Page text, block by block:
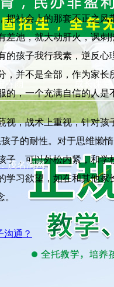
把社会上的那套不正之
差池，就大动肝火，讽
的孩子我行我素，逆反
，并不是全部，作为家
的，一个充满自信的人是
视，战术上重视，针对
子的耐性。对于思维懒
子，可以外松内紧，和
学习欲望，如在和其他
沟通？
春雨
茂名润网